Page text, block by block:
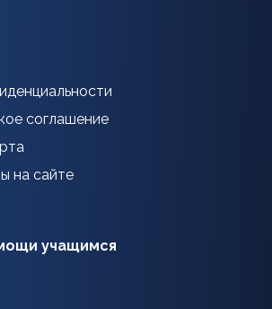
соглашение
на сайте
учащимся